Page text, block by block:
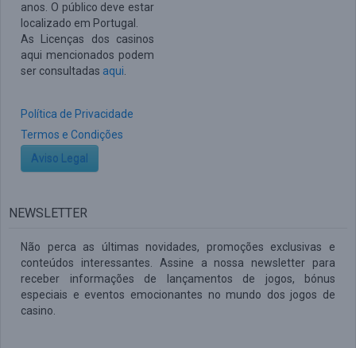
anos. O público deve estar
localizado em Portugal.
As Licenças dos casinos
aqui mencionados podem
ser consultadas aqui
Política de Privacidade
Termos e Condições
Aviso Legal
NEWSLETTER
Não perca as últimas novidades, promoções exclusivas e
conteúdos interessantes. Assine a nossa newsletter para
receber informações de lançamentos de jogos, bónus
especiais e eventos emocionantes no mundo dos jogos de
casino.